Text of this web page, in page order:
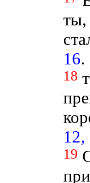
ты,
16.
18
12,
19